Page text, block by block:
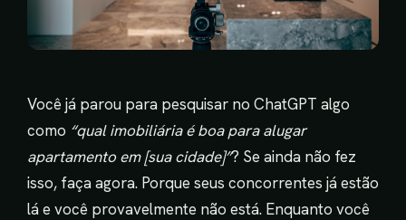
Você já parou para pesquisar no ChatGPT algo
como “qual imobiliária é boa para alugar
apartamento em [sua cidade]”? Se ainda não fez
isso, faça agora. Porque seus concorrentes já estão
lá e você provavelmente não está. Enquanto você